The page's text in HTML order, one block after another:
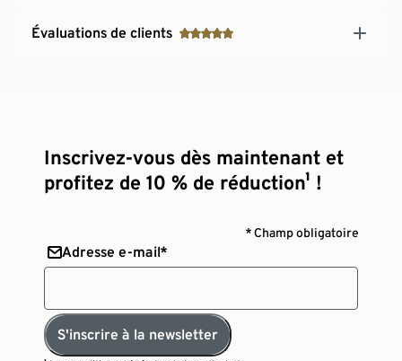
Évaluations de clients
Inscrivez-vous dès maintenant et
profitez de 10 % de réduction¹ !
* Champ obligatoire
Adresse e-mail*
S'inscrire à la newsletter